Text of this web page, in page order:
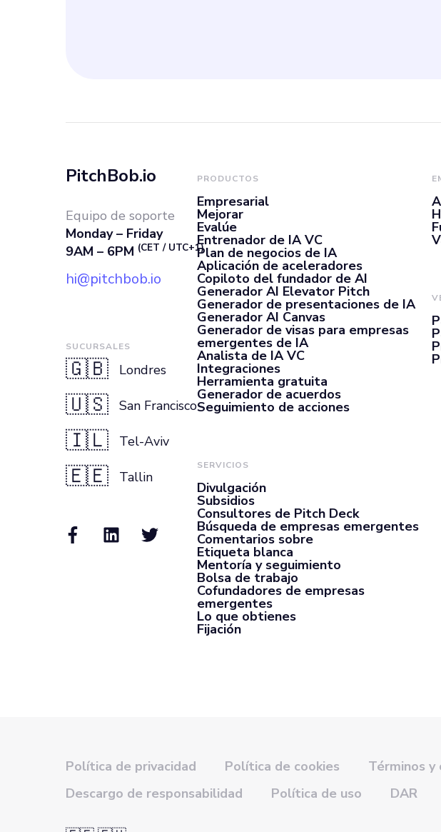
PitchBob.io
Equipo de soporte
Monday – Friday
9AM – 6PM (CET / UTC+1)
hi@pitchbob.io
SUCURSALES
🇬🇧 Londres
🇺🇸 San Francisco
🇮🇱 Tel-Aviv
🇪🇪 Tallin
PRODUCTOS
Empresarial
Mejorar
Evalúe
Entrenador de IA VC
Plan de negocios de IA
Aplicación de aceleradores
Copiloto del fundador de AI
Generador AI Elevator Pitch
Generador de presentaciones de IA
Generador AI Canvas
Generador de visas para empresas
emergentes de IA
Analista de IA VC
Integraciones
Herramienta gratuita
Generador de acuerdos
Seguimiento de acciones
SERVICIOS
Divulgación
Subsidios
Consultores de Pitch Deck
Búsqueda de empresas emergentes
Comentarios sobre
Etiqueta blanca
Mentoría y seguimiento
Bolsa de trabajo
Cofundadores de empresas
emergentes
Lo que obtienes
Fijación
Política de privacidad Política de cookies Términos y
Descargo de responsabilidad
Política de uso DAR